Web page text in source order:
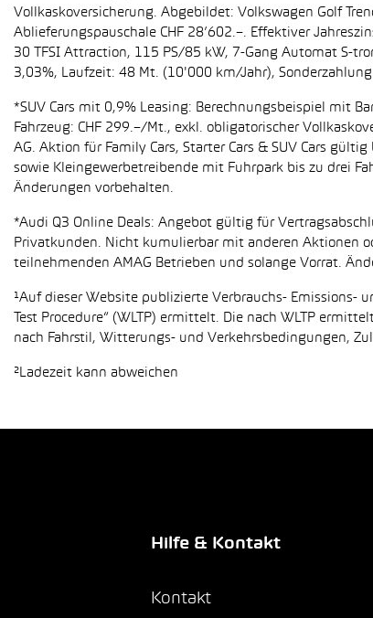
Vollkaskoversicherung. Abgebildet: Volkswagen Golf
Ablieferungspauschale CHF 28’602.–. Effektiver
30 TFSI Attraction, 115 PS/85 kW, 7-Gang Automat S-
3,03%, Laufzeit: 48 Mt. (10'000 km/Jahr),
*SUV Cars mit 0,9% Leasing: Berechnungsbeispiel mit
Fahrzeug: CHF 299.–/Mt., exkl. obligatorischer
AG. Aktion für Family Cars, Starter Cars & SUV Cars
sowie Kleingewerbetreibende mit Fuhrpark bis zu drei
Änderungen vorbehalten.
*Audi Q3 Online Deals: Angebot gültig für
Privatkunden. Nicht kumulierbar mit anderen Aktionen
teilnehmenden AMAG Betrieben und solange Vorrat.
¹Auf dieser Website publizierte Verbrauchs- Emissions-
Test Procedure“ (WLTP) ermittelt. Die nach WLTP
nach Fahrstil, Witterungs- und Verkehrsbedingungen,
²Ladezeit kann abweichen
Hilfe & Kontakt
Kontakt